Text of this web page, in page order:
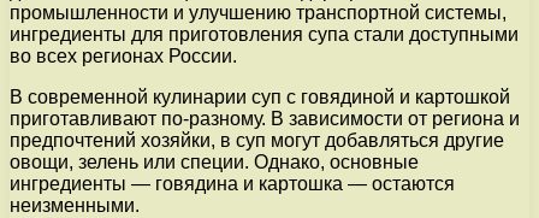
промышленности и улучшению транспортной системы,
ингредиенты для приготовления супа стали доступными
во всех регионах России.
В современной кулинарии суп с говядиной и картошкой
приготавливают по-разному. В зависимости от региона и
предпочтений хозяйки, в суп могут добавляться другие
овощи, зелень или специи. Однако, основные
ингредиенты — говядина и картошка — остаются
неизменными.